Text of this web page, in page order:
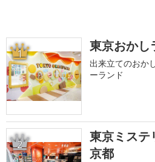
1 東京おかし
出来立てのおか
ーランド
2
東京ミステ
京都